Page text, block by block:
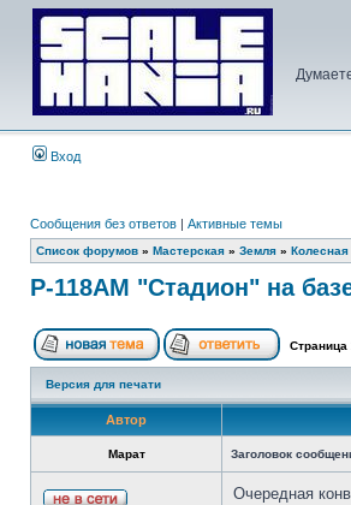
Вход
Сообщения без ответов | Активные темы
Список форумов » Мастерская » Земля » Колесная
Р-118АМ "Стадион" на
Страница
Версия для печати
Автор
Марат Заголовок
Очередная